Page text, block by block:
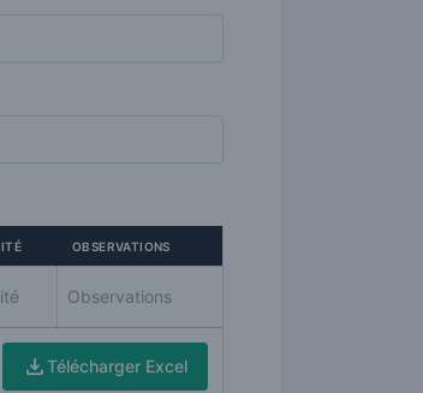
OBSERVATIONS
Télécharger Excel